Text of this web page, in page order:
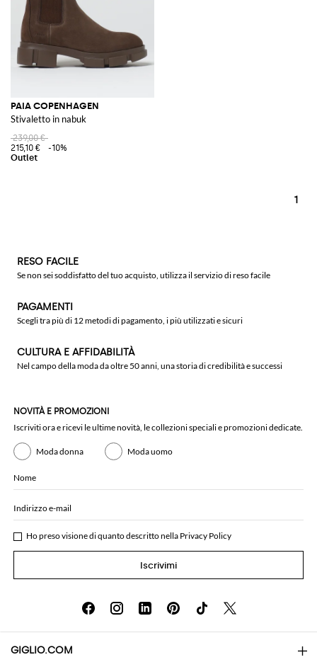
PAIA COPENHAGEN
Stivaletto in nabuk
239,00 €
215,10 €
-10%
1
RESO FACILE
Se non sei soddisfatto del tuo acquisto, utilizza il servizio di reso facile
PAGAMENTI
Scegli tra più di 12 metodi di pagamento, i più utilizzati e sicuri
CULTURA E AFFIDABILITÀ
Nel campo della moda da oltre 50 anni, una storia di credibilità e successi
NOVITÀ E PROMOZIONI
Iscriviti ora e ricevi le ultime novità, le collezioni speciali e promozioni dedicate.
Moda donna Moda uomo
Nome
Indirizzo e-mail
Ho preso visione di quanto descritto nella Privacy Policy
Iscrivimi
GIGLIO.COM